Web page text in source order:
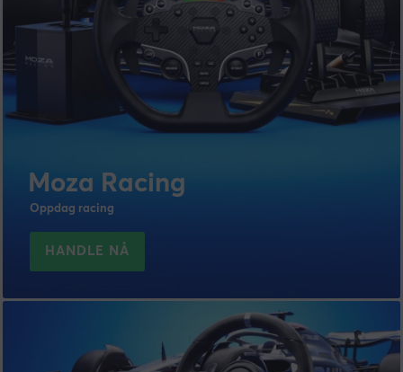
Moza Racing
Oppdag racing
HANDLE NÅ